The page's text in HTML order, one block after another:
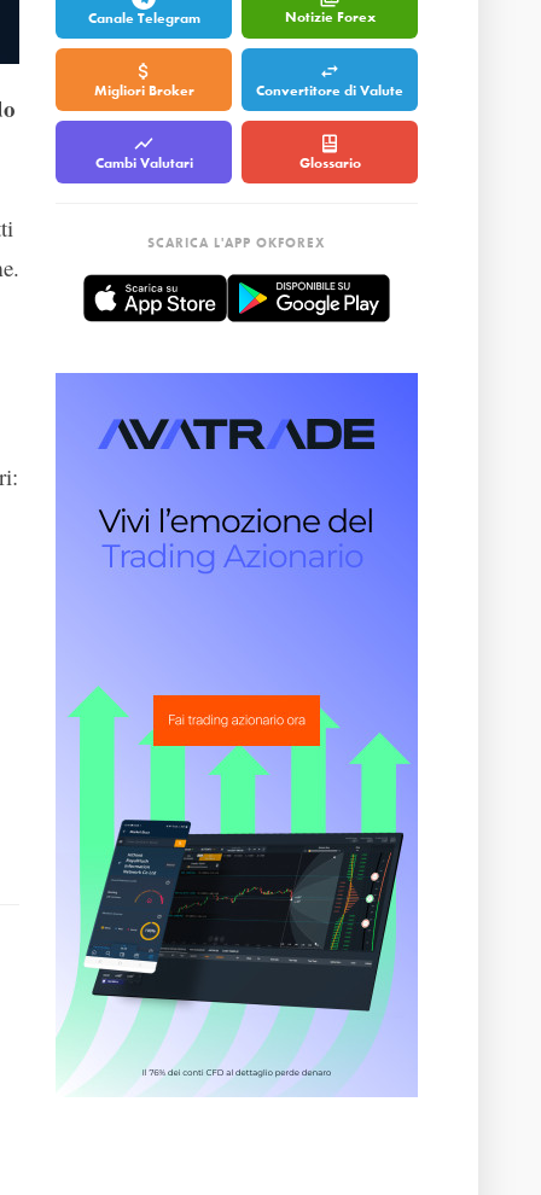
Canale Telegram Notizie Forex
Migliori Broker Convertitore di Valute
Cambi Valutari Glossario
SCARICA L'APP OKFOREX